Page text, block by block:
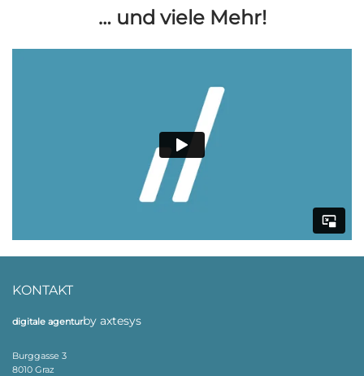
… und viele Mehr!
KONTAKT
digitale agenturby axtesys
Burggasse 3
8010 Graz